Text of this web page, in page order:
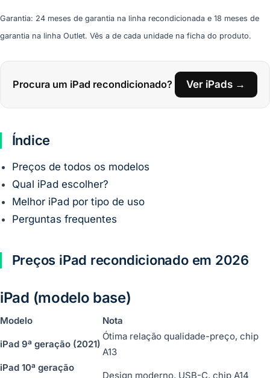
Garantia: 24 meses de garantia na linha recondicionada e 18 meses de
garantia na linha Outlet. Vês a de cada unidade na ficha do produto.
Procura um iPad recondicionado? Ver iPads →
Índice
Preços de todos os modelos
Qual iPad escolher?
Melhor iPad por tipo de uso
Perguntas frequentes
Preços iPad recondicionado em 2026
iPad (modelo base)
Modelo Nota
iPad 9ª geração (2021)
Ótima relação qualidade-preço, chip
A13
iPad 10ª geração
Design moderno, USB-C, chip A14